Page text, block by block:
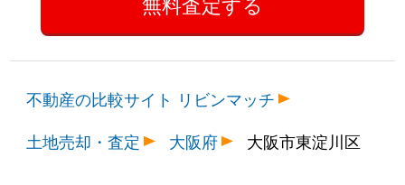
不動産の比較サイト リビンマッチ
土地売却・査定
大阪府 大阪市東淀川区